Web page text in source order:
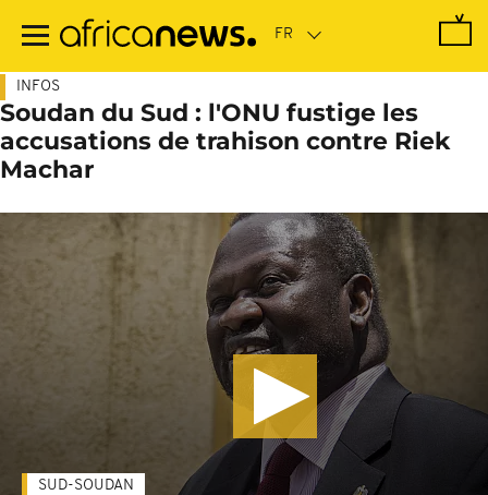
contenu
INFOS
Soudan du Sud : l'ONU fustige les
accusations de trahison contre Riek
Machar
SUD-SOUDAN